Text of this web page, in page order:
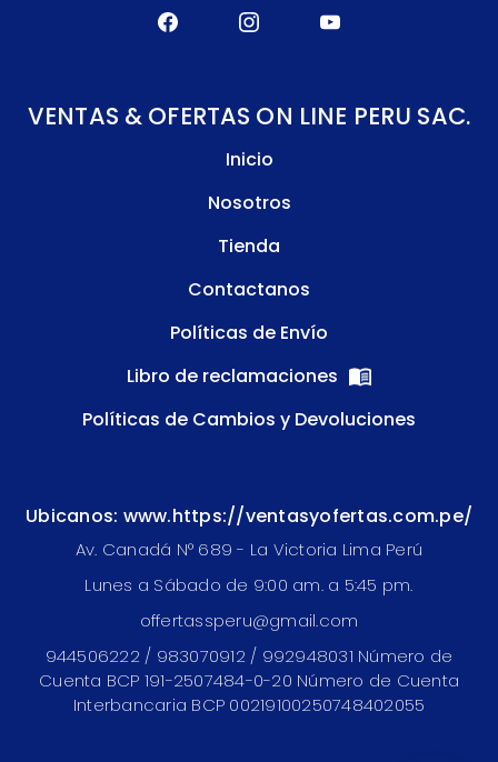
VENTAS & OFERTAS ON LINE PERU SAC.
Inicio
Nosotros
Tienda
Contactanos
Políticas de Envío
Libro de reclamaciones
Políticas de Cambios y Devoluciones
Ubicanos: www.https://ventasyofertas.com.pe/
Av. Canadá N° 689 - La Victoria Lima Perú
Lunes a Sábado de 9:00 am. a 5:45 pm.
offertassperu@gmail.com
944506222 / 983070912 / 992948031 Número de
Cuenta BCP 191-2507484-0-20 Número de Cuenta
Interbancaria BCP 00219100250748402055